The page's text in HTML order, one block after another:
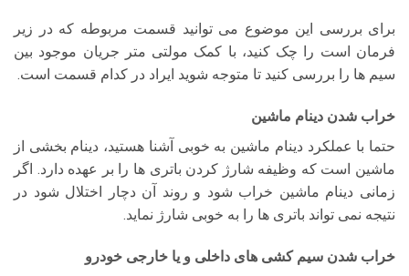
برای بررسی این موضوع می توانید قسمت مربوطه که در زیر
فرمان است را چک کنید، با کمک مولتی متر جریان موجود بین
سیم ها را بررسی کنید تا متوجه شوید ایراد در کدام قسمت است.
خراب شدن دینام ماشین
حتما با عملکرد دینام ماشین به خوبی آشنا هستید، دینام بخشی از
ماشین است که وظیفه شارژ کردن باتری ها را بر عهده دارد. اگر
زمانی دینام ماشین خراب شود و روند آن دچار اختلال شود در
نتیجه نمی تواند باتری ها را به خوبی شارژ نماید.
خراب شدن سیم کشی های داخلی و یا خارجی خودرو